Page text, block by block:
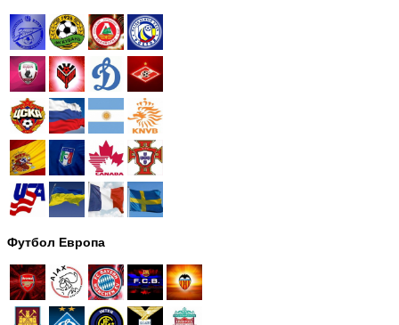
Футбол Европа